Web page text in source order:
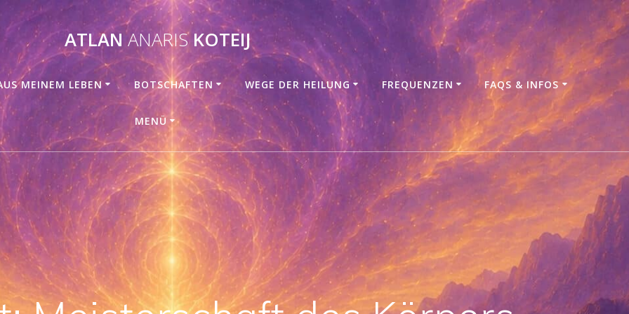
ATLANANARISKOTEIJ
MEINEM LEBEN BOTSCHAFTEN WEGE DER HEILUNG FREQUENZEN FAQS & INFOS
MENÜ